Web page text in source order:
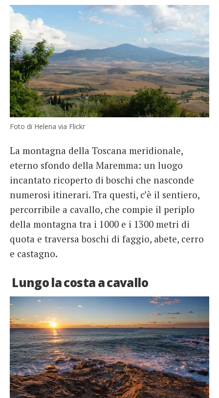
Foto di Helena via Flickr
La montagna della Toscana meridionale,
eterno sfondo della Maremma: un luogo
incantato ricoperto di boschi che nasconde
numerosi itinerari. Tra questi, c’è il sentiero,
percorribile a cavallo, che compie il periplo
della montagna tra i 1000 e i 1300 metri di
quota e traversa boschi di faggio, abete, cerro
e castagno.
Lungo la costa a cavallo